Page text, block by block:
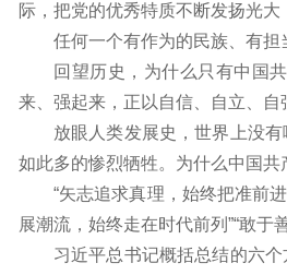
际，把党的优秀特质不断发扬光大
任何一个有作为的民族、有担
回望历史，为什么只有中国
来、强起来，正以自信、自立、
放眼人类发展史，世界上没
如此多的惨烈牺牲。为什么中国
“矢志追求真理，始终把准前
展潮流，始终走在时代前列”“敢于
习近平总书记概括总结的六